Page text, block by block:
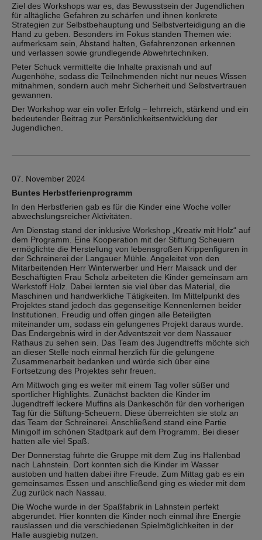
Ziel des Workshops war es, das Bewusstsein der Jugendlichen
für alltägliche Gefahren zu schärfen und ihnen konkrete
Strategien zur Selbstbehauptung und Selbstverteidigung an die
Hand zu geben. Besonders im Fokus standen Themen wie:
aufmerksam sein, Abstand halten, Gefahrenzonen erkennen
und verlassen sowie grundlegende Abwehrtechniken.
Peter Schuck vermittelte die Inhalte praxisnah und auf
Augenhöhe, sodass die Teilnehmenden nicht nur neues Wissen
mitnahmen, sondern auch mehr Sicherheit und Selbstvertrauen
gewannen.
Der Workshop war ein voller Erfolg – lehrreich, stärkend und ein
bedeutender Beitrag zur Persönlichkeitsentwicklung der
Jugendlichen.
07. November 2024
Buntes Herbstferienprogramm
In den Herbstferien gab es für die Kinder eine Woche voller
abwechslungsreicher Aktivitäten.
Am Dienstag stand der inklusive Workshop „Kreativ mit Holz“ auf
dem Programm. Eine Kooperation mit der Stiftung Scheuern
ermöglichte die Herstellung von lebensgroßen Krippenfiguren in
der Schreinerei der Langauer Mühle. Angeleitet von den
Mitarbeitenden Herr Winterwerber und Herr Maisack und der
Beschäftigten Frau Scholz arbeiteten die Kinder gemeinsam am
Werkstoff Holz. Dabei lernten sie viel über das Material, die
Maschinen und handwerkliche Tätigkeiten. Im Mittelpunkt des
Projektes stand jedoch das gegenseitige Kennenlernen beider
Institutionen. Freudig und offen gingen alle Beteiligten
miteinander um, sodass ein gelungenes Projekt daraus wurde.
Das Endergebnis wird in der Adventszeit vor dem Nassauer
Rathaus zu sehen sein. Das Team des Jugendtreffs möchte sich
an dieser Stelle noch einmal herzlich für die gelungene
Zusammenarbeit bedanken und würde sich über eine
Fortsetzung des Projektes sehr freuen.
Am Mittwoch ging es weiter mit einem Tag voller süßer und
sportlicher Highlights. Zunächst backten die Kinder im
Jugendtreff leckere Muffins als Dankeschön für den vorherigen
Tag für die Stiftung-Scheuern. Diese überreichten sie stolz an
das Team der Schreinerei. Anschließend stand eine Partie
Minigolf im schönen Stadtpark auf dem Programm. Bei dieser
hatten alle viel Spaß.
Der Donnerstag führte die Gruppe mit dem Zug ins Hallenbad
nach Lahnstein. Dort konnten sich die Kinder im Wasser
austoben und hatten dabei ihre Freude. Zum Mittag gab es ein
gemeinsames Essen und anschließend ging es wieder mit dem
Zug zurück nach Nassau.
Die Woche wurde in der Spaßfabrik in Lahnstein perfekt
abgerundet. Hier konnten die Kinder noch einmal ihre Energie
rauslassen und die verschiedenen Spielmöglichkeiten in der
Halle ausgiebig nutzen.